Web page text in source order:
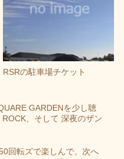
RSRの駐車場チケット
GARDENを少し聴
、そして 深夜のザン
回転ズで楽しんで、次へ